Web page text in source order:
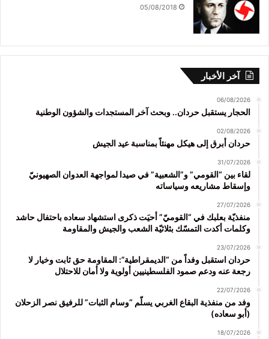
05/08/2018
آخر الأخبار
06/08/2026
الحجار يستقبل حردان.. وبحث آخر المستجدات والشؤون الوطنية
02/08/2026
حردان أبرق إلى هيكل مهنئاً بمناسبة عيد الجيش
31/07/2026
لقاء بين “القومي” و”الشعبية” في صيدا لمواجهة العدوان الصهيونيّ
وإسقاط مشاريعه وسياساته
27/07/2026
منفذيّة بعلبك في “القوميّ” أحيَت ذكرى استشهاد سعاده باحتفال حاشد
وكلمات أكدت التمسّك بثلاثيّة الشعب والجيش والمقاومة
23/07/2026
حردان استقبل وفداً من “الديمقراطية”: المقاومة حق ثابت وخيار لا
رجعة عنه ودعم صمود الفلسطينيين أولوية ولا أمان للاحتلال
22/07/2026
وفد من منفذية البقاع الغربي يسلّم “وسام الثبات” للرفيق نصر الزحلان
(أبو سعاده)
18/07/2026